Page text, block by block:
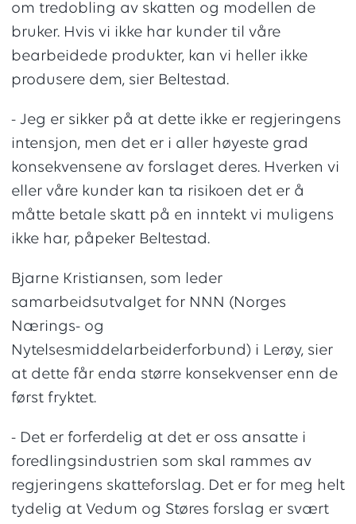
om tredobling av skatten og modellen de
bruker. Hvis vi ikke har kunder til våre
bearbeidede produkter, kan vi heller ikke
produsere dem, sier Beltestad.
- Jeg er sikker på at dette ikke er regjeringens
intensjon, men det er i aller høyeste grad
konsekvensene av forslaget deres. Hverken vi
eller våre kunder kan ta risikoen det er å
måtte betale skatt på en inntekt vi muligens
ikke har, påpeker Beltestad.
Bjarne Kristiansen, som leder
samarbeidsutvalget for NNN (Norges
Nærings- og
Nytelsesmiddelarbeiderforbund) i Lerøy, sier
at dette får enda større konsekvenser enn de
først fryktet.
- Det er forferdelig at det er oss ansatte i
foredlingsindustrien som skal rammes av
regjeringens skatteforslag. Det er for meg helt
tydelig at Vedum og Støres forslag er svært